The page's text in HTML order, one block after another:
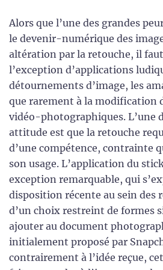
Alors que l’une des grandes
le devenir-numérique des
altération par la retouche, il
l’exception d’applications
détournements d’image, les
que rarement à la modification
vidéo-photographiques. L’une
attitude est que la retouche
d’une compétence, contrainte
son usage. L’application du
exception remarquable, qui
disposition récente au sein des
d’un choix restreint de formes
ajouter au document
initialement proposé par
contrairement à l’idée reçue,